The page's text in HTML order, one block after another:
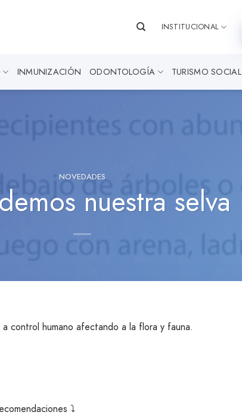
INSTITUCIONAL
INMUNIZACIÓN ODONTOLOGÍA TURISMO SOCIAL
NOVEDADES
nuestra selva
control humano afectando a la flora y fauna.
⤵️